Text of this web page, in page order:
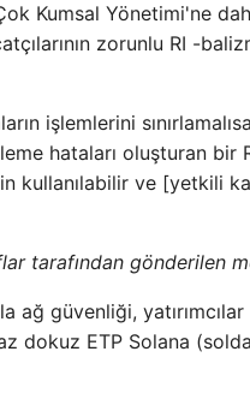
Kumsal Yönetimi'ne
zorunlu RI -
işlemlerini
hataları oluşturan bir
kullanılabilir ve [yetkili
tarafından gönderilen
güvenliği,
dokuz ETP Solana